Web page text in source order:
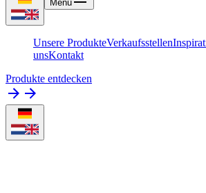
Menü
Unsere ProdukteVerkaufsstellen
unsKontakt
Produkte entdecken